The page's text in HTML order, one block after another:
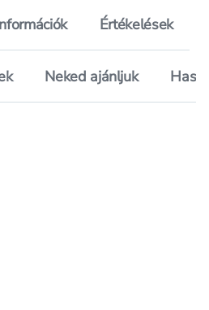
Értékelések
Neked ajánljuk